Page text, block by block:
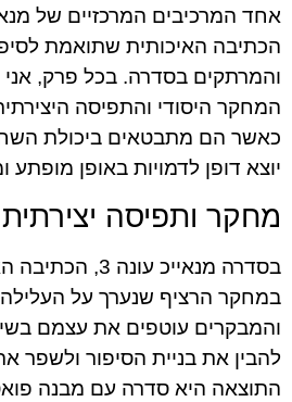
הכתיבה האיכותית שתואמת
והמרתקים בסדרה. בכל פרק,
המחקר היסודי והתפיסה
כאשר הם מתבטאים ביכולת
יוצא דופן לדמויות באופן מופתע
מחקר ותפיסה יצירתית
בסדרה מנאייכ
במחקר הרציף שנערך על העלילה
והמבקרים עוטפים את עצמם
להבין את בניית הסיפור ולשפר
התוצאה היא סדרה עם מבנה